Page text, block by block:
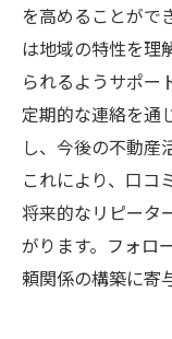
を高めることがで
は地域の特性を理
られるようサポー
定期的な連絡を通
し、今後の不動産
これにより、口コ
将来的なリピータ
がります。フォロ
頼関係の構築に寄